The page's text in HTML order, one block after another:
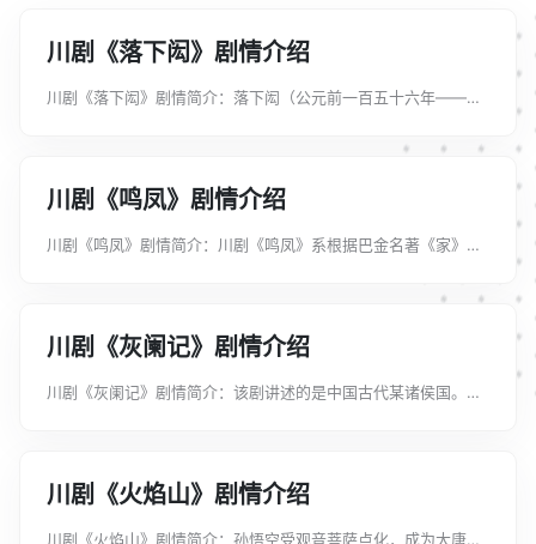
川剧《落下闳》剧情介绍
川剧《落下闳》剧情简介：落下闳（公元前一百五十六年——公
由他创造的“太初历”影响了中国历法的结构。提出的浑天说，创
川剧《鸣凤》剧情介绍
川剧《鸣凤》剧情简介：川剧《鸣凤》系根据巴金名著《家》改
川剧《灰阑记》剧情介绍
川剧《灰阑记》剧情简介：该剧讲述的是中国古代某诸侯国。当
川剧《火焰山》剧情介绍
川剧《火焰山》剧情简介：孙悟空受观音菩萨点化，成为大唐高